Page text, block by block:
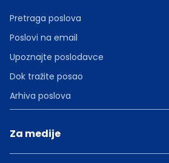
Pretraga poslova
Poslovi na email
Upoznajte poslodavce
Dok tražite posao
Arhiva poslova
Za medije